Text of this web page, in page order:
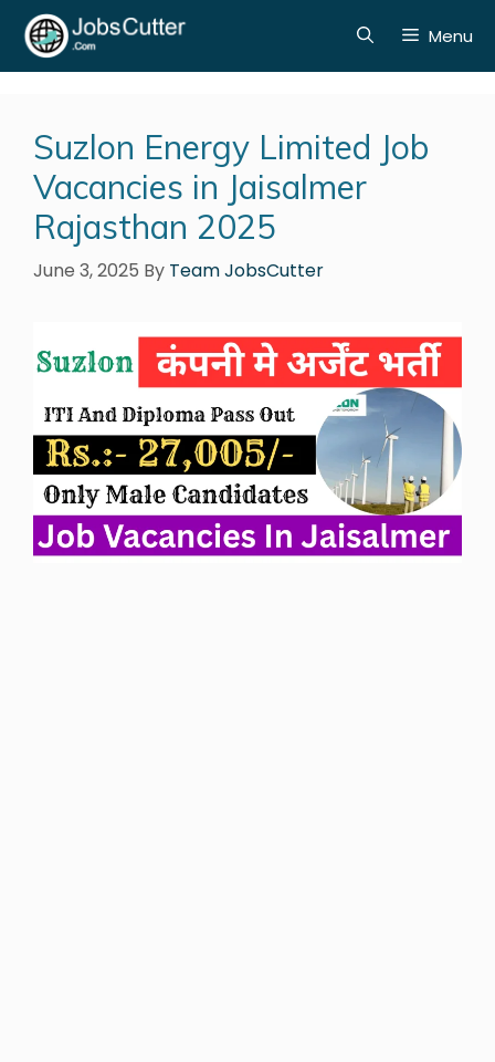
Menu
Suzlon Energy Limited Job
Vacancies in Jaisalmer
Rajasthan 2025
June 3, 2025 By Team JobsCutter